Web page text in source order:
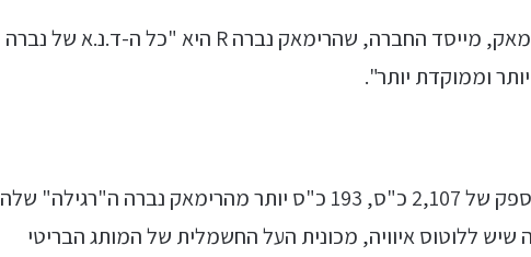
בהצהרה לכלי התקשורת אמר מאטה רימאק, מייסד החברה, שהרימאק נברה R היא "כל ה-ד.נ.א של נברה
וממוקדת יותר".
אנחנו שואלים כי לרימארק נברה R יש הספק של 2,107 כ"ס, 193 כ"ס יותר מהרימאק נברה ה"רגילה" שלה
107 כ"ס יותר ממה שיש ללוטוס איוויה, מכונית העל החשמלית של המותג הבריטי